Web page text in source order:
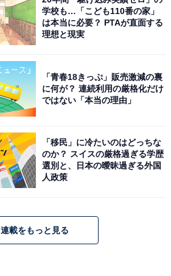
学校も…「こども110番の家」
は本当に必要？ PTAが直面する
理想と現実
「青春18きっぷ」販売激減の裏
に何が？ 連続利用の厳格化だけ
ではない「本当の理由」
「移民」に冷たいのはどっちな
のか？ スイスの厳格過ぎる学歴
選別と、日本の曖昧過ぎる外国
人政策
連載をもっと見る